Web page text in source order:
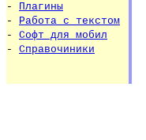
- Плагины
- Работа с текстом
- Софт для мобил
- Справочиники